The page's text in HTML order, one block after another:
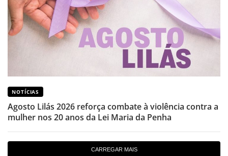
NOTÍCIAS
Agosto Lilás 2026 reforça combate à violência contra a
mulher nos 20 anos da Lei Maria da Penha
CARREGAR MAIS